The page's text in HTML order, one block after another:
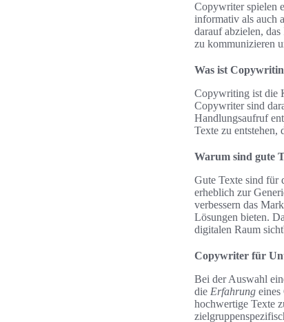
Copywriter spielen
informativ als auch
darauf abzielen,
zu kommunizieren
Was ist
Copywriting ist die
Copywriter sind
Handlungsaufruf
Texte zu
Warum sind gute
Gute Texte sind für
erheblich zur
verbessern das
Lösungen bieten.
digitalen Raum
Copywriter für
Bei der Auswahl
die Erfahrung
hochwertige Texte